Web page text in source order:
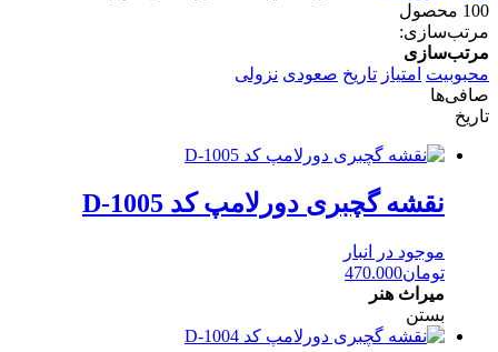
100 محصول
مرتب‌سازی:
مرتب‌سازی
محبوبیت امتیاز تاریخ صعودی نزولی
صافی‌ها
تاریخ
نقشه گچبری دورلامپ کد D-1005
موجود در انبار
تومان470.000
میراث هنر
بستن